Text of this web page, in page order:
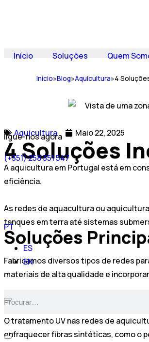
Início Soluções Quem
ligue-nos agora
(+351) 258 351 547
PT
ES
EN
Início»Blog»Aquicultura»4
Aquicultura Maio 22, 2025
4 Soluções
A aquicultura em Portugal está em
eficiência.
As redes de aquacultura ou
tanques em terra até sistemas
Soluções
Fabricamos diversos tipos de redes
materiais de alta qualidade e
1. Tratamento UV
O tratamento UV nas redes de
enfraquecer fibras sintéticas, como o